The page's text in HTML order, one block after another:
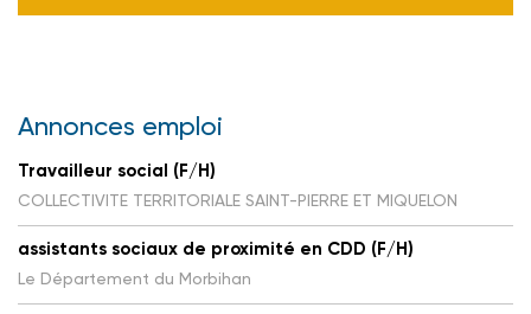
Annonces emploi
Travailleur social (F/H)
COLLECTIVITE TERRITORIALE SAINT-PIERRE ET MIQUELON
assistants sociaux de proximité en CDD (F/H)
Le Département du Morbihan